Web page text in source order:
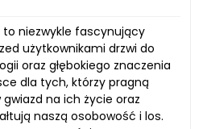
to niezwykle fascynujący
użytkownikami drzwi do
oraz głębokiego znaczenia
dla tych, którzy pragną
na ich życie oraz
naszą osobowość i los.